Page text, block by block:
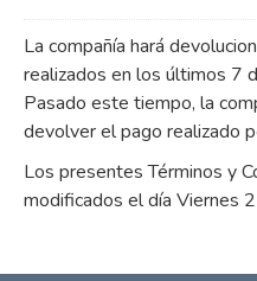
La compañía hará
realizados en los últimos 7
Pasado este tiempo, la
devolver el pago realizado
Los presentes Términos y
modificados el día Viernes